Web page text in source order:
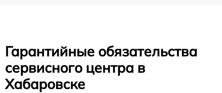
Гарантийные обязательства
сервисного центра в
Хабаровске